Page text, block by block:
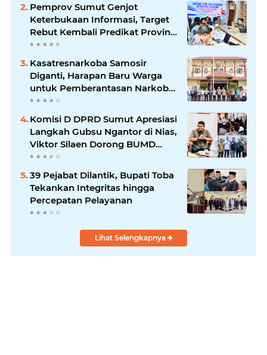
Pemprov Sumut Genjot
Keterbukaan Informasi, Target
Rebut Kembali Predikat Provinsi
Informatif
Kasatresnarkoba Samosir
Diganti, Harapan Baru Warga
untuk Pemberantasan Narkoba
Menguat
Komisi D DPRD Sumut Apresiasi
Langkah Gubsu Ngantor di Nias,
Viktor Silaen Dorong BUMD
Kelola Rumput Laut
39 Pejabat Dilantik, Bupati Toba
Tekankan Integritas hingga
Percepatan Pelayanan
Lihat Selengkapnya